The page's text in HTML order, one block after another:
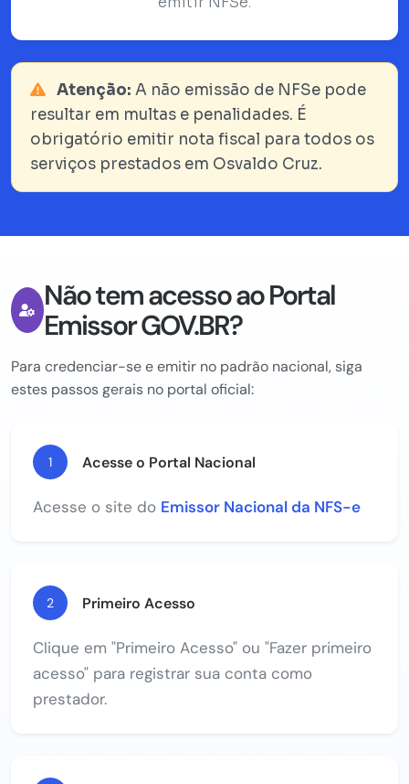
Atenção: A não emissão de NFSe pode
resultar em multas e penalidades. É
obrigatório emitir nota fiscal para todos os
serviços prestados em Osvaldo Cruz.
Não tem acesso ao Portal
Emissor GOV.BR?
Para credenciar-se e emitir no padrão nacional, siga
estes passos gerais no portal oficial:
1 Acesse o Portal Nacional
Acesse o site do Emissor Nacional da NFS-e
2 Primeiro Acesso
Clique em "Primeiro Acesso" ou "Fazer primeiro
acesso" para registrar sua conta como
prestador.